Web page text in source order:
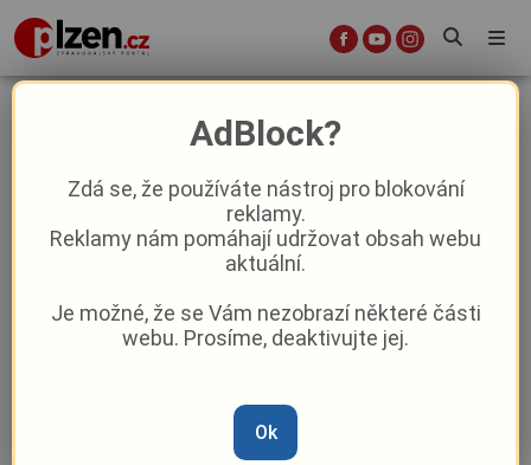
Z Velikonočních ostrovů až do
Plzně. Taneční soubor přinesl
radost seniorům
Aktuality Kultura Z Plzně
Peggy Kýrová –15. 7. 2025 10:37
AdBlock?
Zdá se, že používáte nástroj pro blokování
reklamy.
Reklamy nám pomáhají udržovat obsah webu
aktuální.
Je možné, že se Vám nezobrazí některé části
webu. Prosíme, deaktivujte jej.
Ok